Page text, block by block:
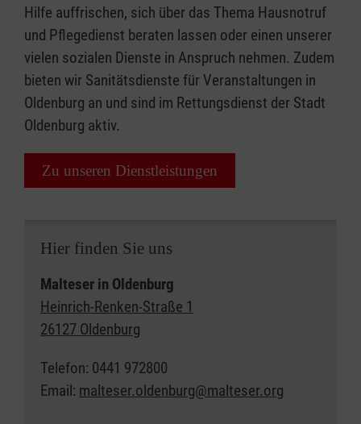
Hilfe auffrischen, sich über das Thema Hausnotruf
und Pflegedienst beraten lassen oder einen unserer
vielen sozialen Dienste in Anspruch nehmen. Zudem
bieten wir Sanitätsdienste für Veranstaltungen in
Oldenburg an und sind im Rettungsdienst der Stadt
Oldenburg aktiv.
Zu unseren Dienstleistungen
Hier finden Sie uns
Malteser in Oldenburg
Heinrich-Renken-Straße 1
26127 Oldenburg
Telefon: 0441 972800
Email: malteser.oldenburg@malteser.org